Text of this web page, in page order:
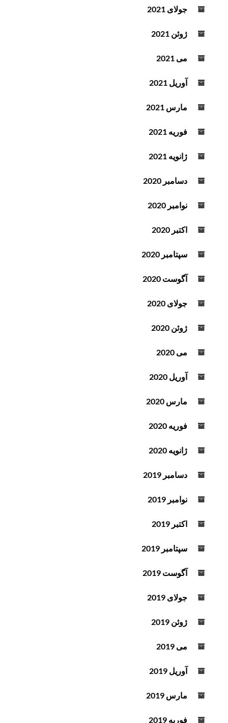
جولای 2021
ژوئن 2021
می 2021
آوریل 2021
مارس 2021
فوریه 2021
ژانویه 2021
دسامبر 2020
نوامبر 2020
اکتبر 2020
سپتامبر 2020
آگوست 2020
جولای 2020
ژوئن 2020
می 2020
آوریل 2020
مارس 2020
فوریه 2020
ژانویه 2020
دسامبر 2019
نوامبر 2019
اکتبر 2019
سپتامبر 2019
آگوست 2019
جولای 2019
ژوئن 2019
می 2019
آوریل 2019
مارس 2019
فوریه 2019